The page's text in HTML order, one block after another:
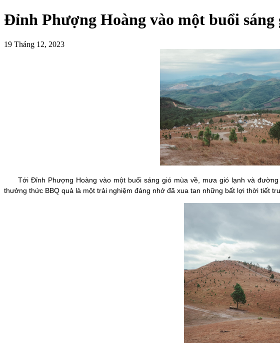
Đỉnh Phượng Hoàng vào một buổi sáng
19 Tháng 12, 2023
Tới Đỉnh Phượng Hoàng vào một buổi sáng gió mùa về, mưa gió lạnh và
thưởng thức BBQ quả là một trải nghiệm đáng nhớ đã xua tan những bất lợi thời tiết